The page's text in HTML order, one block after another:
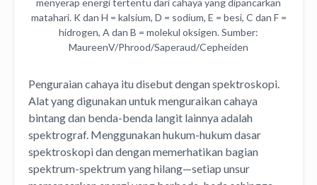
matahari. K dan H = kalsium, D = sodium, E = besi, C dan F =
hidrogen, A dan B = molekul oksigen. Sumber:
MaureenV/Phrood/Saperaud/Cepheiden
Penguraian cahaya itu disebut dengan spektroskopi.
Alat yang digunakan untuk menguraikan cahaya
bintang dan benda-benda langit lainnya adalah
spektrograf. Menggunakan hukum-hukum dasar
spektroskopi dan dengan memerhatikan bagian
spektrum-spektrum yang hilang—setiap unsur